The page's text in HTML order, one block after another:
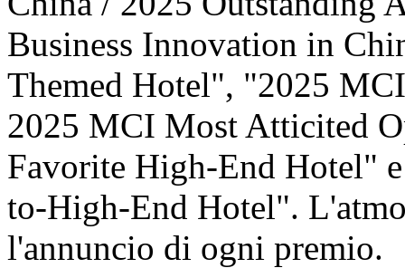
Business Innovation in
Themed Hotel", "2025
2025 MCI Most Atticited
Favorite High-End Hotel"
to-High-End Hotel".
l'annuncio di ogni premio.